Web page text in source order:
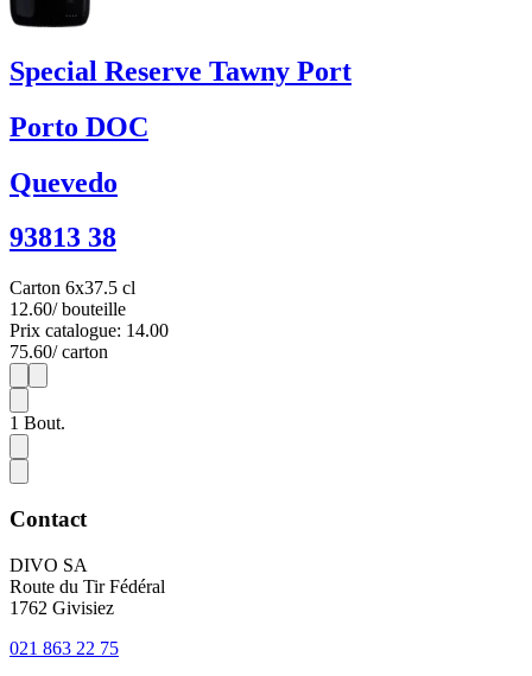
Special Reserve Tawny Port
Porto DOC
Quevedo
93813 38
Carton 6x37.5 cl
12.60/ bouteille
Prix catalogue: 14.00
75.60/ carton
1
1 Bout.
Contact
DIVO SA
Route du Tir Fédéral
1762 Givisiez
021 863 22 75